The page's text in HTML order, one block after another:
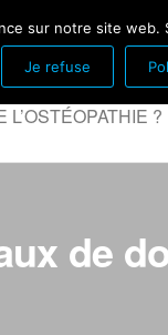
sous bois
L’OSTÉOPATHIE ?
de
sur notre site
Je refuse